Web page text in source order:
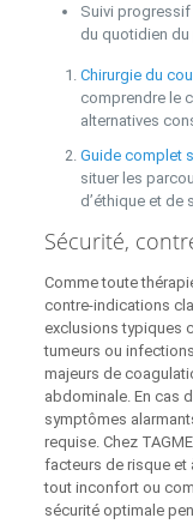
Suivi
du quotidien du
Chirurgie du
comprendre le
alternatives
Guide complet
situer les
d’éthique et de
Sécurité,
Comme toute
contre‑indications
exclusions typiques
tumeurs ou
majeurs de
abdominale. En cas
symptômes
requise. Chez
facteurs de risque et
tout inconfort ou
sécurité optimale